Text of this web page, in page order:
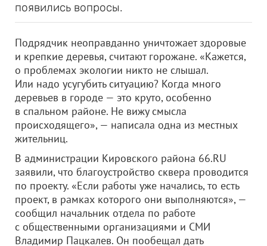
появились вопросы.
Подрядчик неоправданно уничтожает здоровые
и крепкие деревья, считают горожане. «Кажется,
о проблемах экологии никто не слышал.
Или надо усугубить ситуацию? Когда много
деревьев в городе — это круто, особенно
в спальном районе. Не вижу смысла
происходящего», — написала одна из местных
жительниц.
В администрации Кировского района 66.RU
заявили, что благоустройство сквера проводится
по проекту. «Если работы уже начались, то есть
проект, в рамках которого они выполняются», —
сообщил начальник отдела по работе
с общественными организациями и СМИ
Владимир Пацкалев. Он пообещал дать